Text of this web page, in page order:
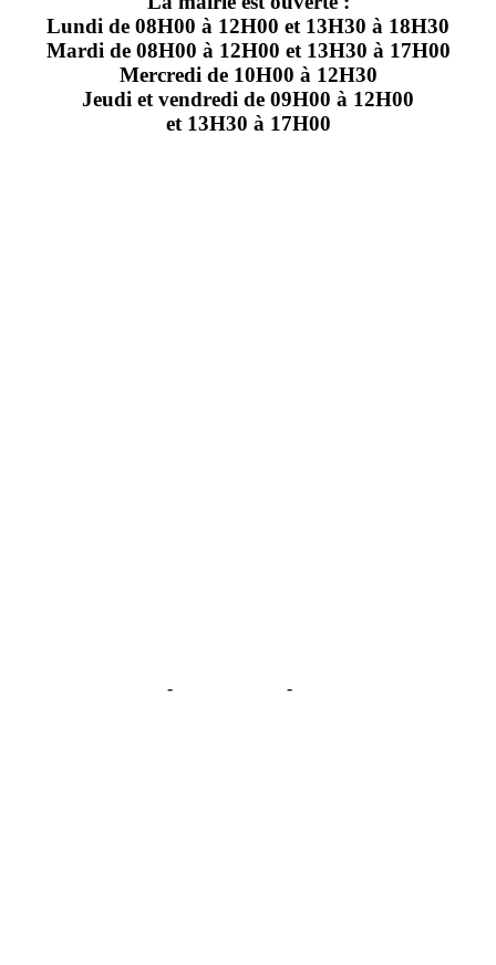
Lundi de 08H00 à 12H00 et 13H30 à 18H30
Mardi de 08H00 à 12H00 et 13H30 à 17H00
Mercredi de 10H00 à 12H30
Jeudi et vendredi de 09H00 à 12H00
et 13H30 à 17H00
- -